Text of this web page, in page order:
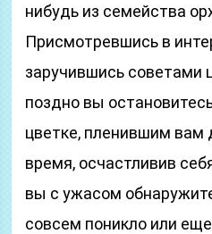
нибудь из семейства
Присмотревшись в
заручившись советами
поздно вы
цветке, пленившим вам
время, осчастливив
вы с ужасом
совсем поникло или